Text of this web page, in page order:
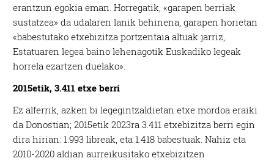
erantzun egokia eman. Horregatik, «garapen berriak
sustatzea» da udalaren lanik behinena, garapen horietan
«babestutako etxebizitza portzentaia altuak jarriz,
Estatuaren legea baino lehenagotik Euskadiko legeak
horrela ezartzen duelako».
2015etik, 3.411 etxe berri
Ez alferrik, azken bi legegintzaldietan etxe mordoa eraiki
da Donostian; 2015etik 2023ra 3.411 etxebizitza berri egin
dira hirian: 1.993 libreak, eta 1.418 babestuak. Nahiz eta
2010-2020 aldian aurreikusitako etxebizitzen